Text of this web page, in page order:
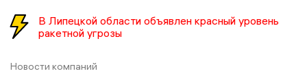
В Липецкой области объявлен красный уровень
ракетной угрозы
Новости компаний